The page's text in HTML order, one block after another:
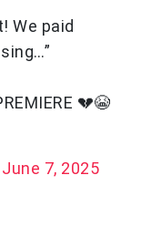
We paid
💔😭
June 7, 2025